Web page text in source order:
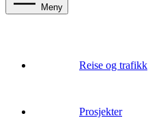
Meny
Reise og trafikk
Prosjekter